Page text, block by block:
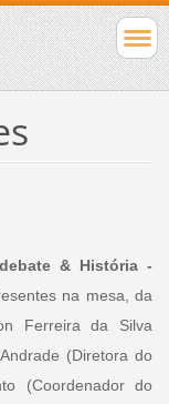
& História -
na mesa, da
Ferreira da Silva
(Diretora do
(Coordenador do